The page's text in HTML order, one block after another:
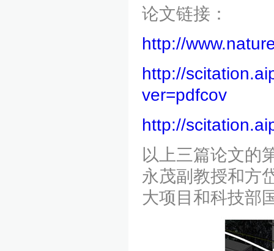
论文链接：
http://
http://
ver=pdfcov
http://
以上三篇论文的
永茂副教授和方
大项目和科技部